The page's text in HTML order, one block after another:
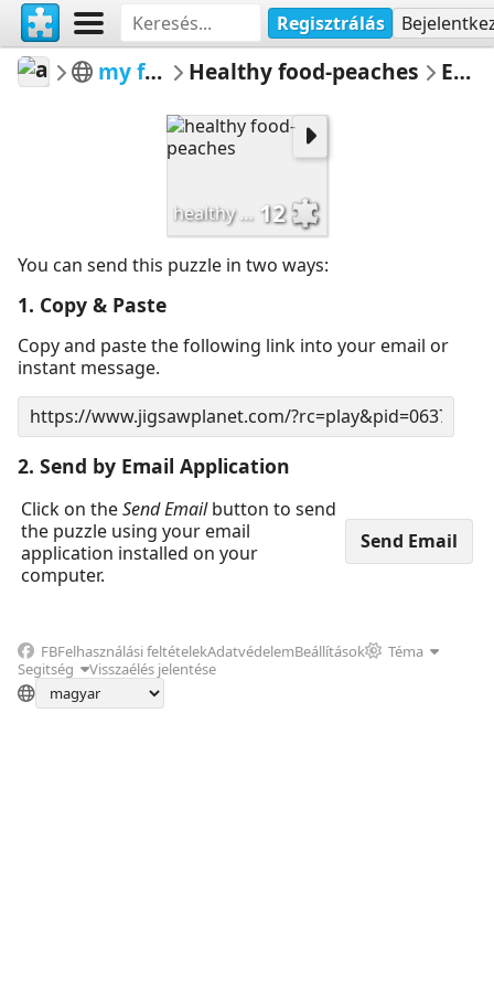
Regisztrálás
ardena
my featured puzzles&win potw Healthy food-peaches Email Puzzle
healthy food-peaches 12
You can send this puzzle in two ways:
1. Copy & Paste
Copy and paste the following link into your email or
instant message.
2. Send by Email Application
Click on theSend Emailbutton to send
the puzzle using your email
application installed on your
computer.
FBFelhasználási feltételekAdatvédelemBeállítások
Téma
Segitség
Visszaélés jelentése